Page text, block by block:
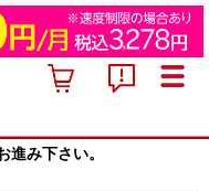
進み下さい。